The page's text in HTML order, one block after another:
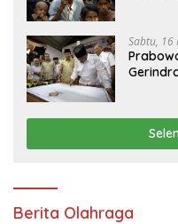
Sabtu,
Berita Olahraga